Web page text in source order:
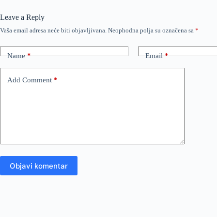
Leave a Reply
Vaša email adresa neće biti objavljivana. Neophodna polja su označena sa *
Name* Email*
Add Comment *
Objavi komentar